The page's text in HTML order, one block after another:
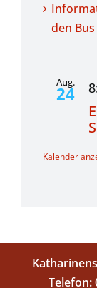
den Bus
Aug.
24
Kalender
Telefon: